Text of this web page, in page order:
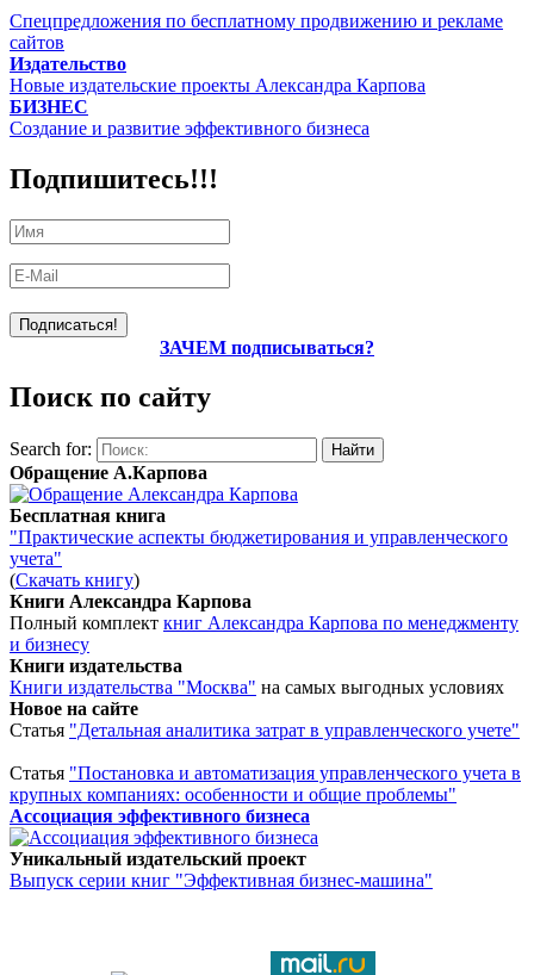
Спецпредложения по бесплатному продвижению и рекламе
сайтов
Издательство
Новые издательские проекты Александра Карпова
БИЗНЕС
Создание и развитие эффективного бизнеса
Подпишитесь!!!
ЗАЧЕМ подписываться?
Поиск по сайту
Search for:
Обращение А.Карпова
Бесплатная книга
"Практические аспекты бюджетирования и управленческого
учета"
(Скачать книгу)
Книги Александра Карпова
Полный комплект книг Александра Карпова по менеджменту
и бизнесу
Книги издательства
Книги издательства "Москва" на самых выгодных условиях
Новое на сайте
Статья "Детальная аналитика затрат в управленческого учете"
Статья "Постановка и автоматизация управленческого учета в
крупных компаниях: особенности и общие проблемы"
Ассоциация эффективного бизнеса
Уникальный издательский проект
Выпуск серии книг "Эффективная бизнес-машина"